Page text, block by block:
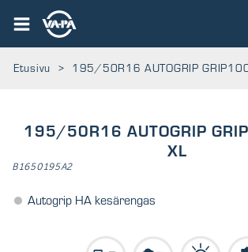
Etusivu > 195/50R16 AUTOGRIP
195/50R16 AUTOGRIP
XL
B1650195A2
Autogrip HA kesärengas